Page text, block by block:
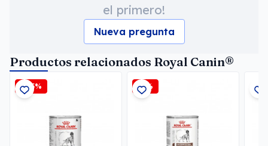
el primero!
Nueva pregunta
Productos relacionados Royal Canin®
-2,5% -6%